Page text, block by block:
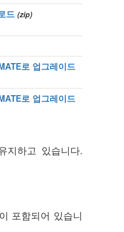
드 (zip)
로 업그레이드
로 업그레이드
지하고 있습니다.
포함되어 있습니